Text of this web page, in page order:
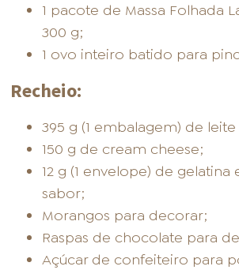
FOOD SERVICE EMPRESA
INVERNO SAC
1 pacote de Massa Folhada
300 g;
1 ovo inteiro batido para
Recheio:
395 g (1 embalagem) de
150 g de cream cheese;
12 g (1 envelope) de
sabor;
Morangos para decorar;
Raspas de chocolate para
Açúcar de confeiteiro para